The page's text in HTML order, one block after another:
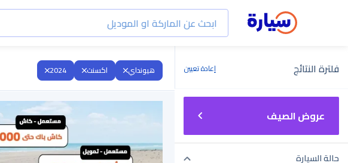
فلترة النتائج إعادة تعيين
عروض الصيف
حالة السيارة
هيونداي اكسنت 2024